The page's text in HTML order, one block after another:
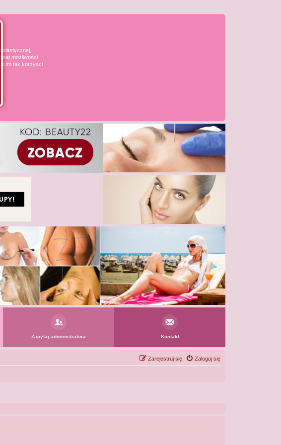
plastycznej,
możliwości
im tak korzyści
Zapytaj administratora Kontakt
Zaloguj się
Zarejestruj się